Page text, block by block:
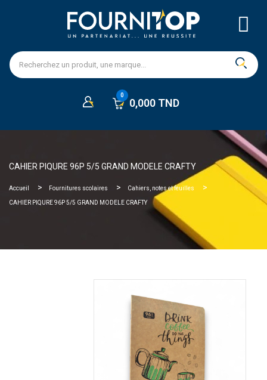
0,000 TND
CAHIER PIQURE 96P 5/5 GRAND MODELE CRAFTY
Accueil Fournitures scolaires Cahiers, notes et feuilles
CAHIER PIQURE 96P 5/5 GRAND MODELE CRAFTY